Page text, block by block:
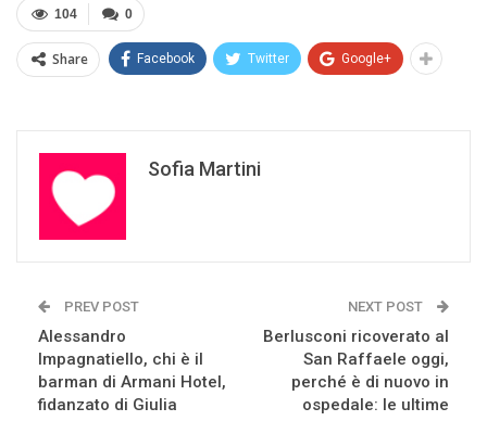
0
104
Share Facebook Twitter Google+
Sofia Martini
PREV POST
Alessandro
Impagnatiello, chi è il
barman di Armani Hotel,
fidanzato di Giulia
NEXT POST
Berlusconi ricoverato al
San Raffaele oggi,
perché è di nuovo in
ospedale: le ultime